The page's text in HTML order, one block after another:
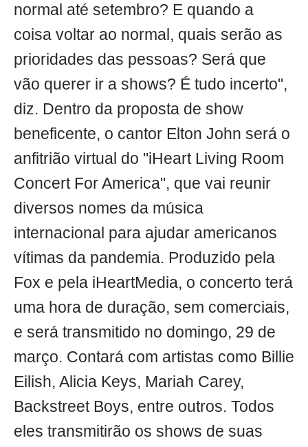
normal até setembro? E quando a
coisa voltar ao normal, quais serão as
prioridades das pessoas? Será que
vão querer ir a shows? É tudo incerto",
diz. Dentro da proposta de show
beneficente, o cantor Elton John será o
anfitrião virtual do "iHeart Living Room
Concert For America", que vai reunir
diversos nomes da música
internacional para ajudar americanos
vítimas da pandemia. Produzido pela
Fox e pela iHeartMedia, o concerto terá
uma hora de duração, sem comerciais,
e será transmitido no domingo, 29 de
março. Contará com artistas como Billie
Eilish, Alicia Keys, Mariah Carey,
Backstreet Boys, entre outros. Todos
eles transmitirão os shows de suas